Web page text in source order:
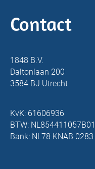
Contact
1848 B.V.
Daltonlaan 200
3584 BJ Utrecht
KvK: 61606936
BTW: NL854411057B01
Bank: NL78 KNAB